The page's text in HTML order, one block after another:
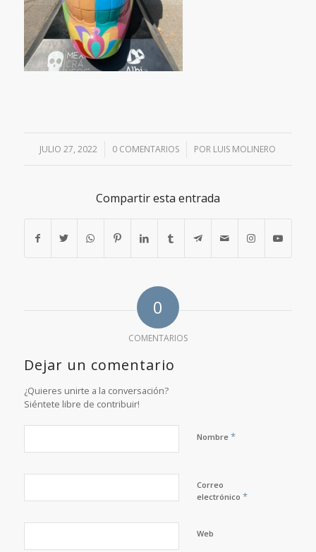
JULIO 27, 2022
/ 0 COMENTARIOS
/ POR LUIS MOLINERO
Compartir esta entrada
0
COMENTARIOS
Dejar un comentario
¿Quieres unirte a la conversación?
Siéntete libre de contribuir!
Nombre *
Correo
electrónico *
Web